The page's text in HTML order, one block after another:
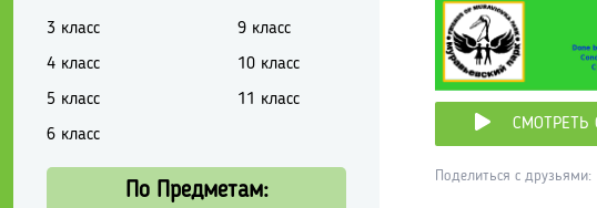
СМОТРЕТЬ
Поделиться с друзьями:
3 класс
4 класс
5 класс
6 класс
9 класс
10 класс
11 класс
По Предметам: